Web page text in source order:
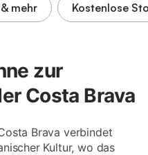
& mehr Kostenlose
zur
Costa Brava
Brava verbindet
Kultur, wo das